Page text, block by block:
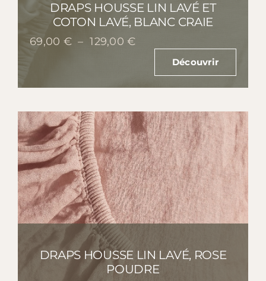
DRAPS HOUSSE LIN LAVÉ ET
COTON LAVÉ, BLANC CRAIE
69,00 € – 129,00€Plage
129,00 €
Découvrir
DRAPS HOUSSE LIN LAVÉ, ROSE
POUDRE